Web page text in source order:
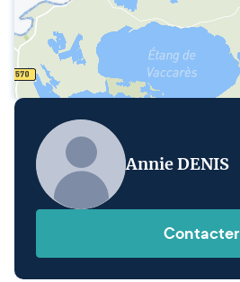
Annie DENIS
Contacter